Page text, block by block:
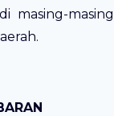
masing-masing